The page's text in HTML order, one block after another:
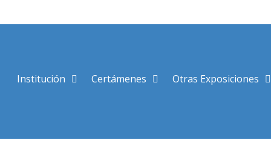
al
Institución Certámenes Otras Exposiciones